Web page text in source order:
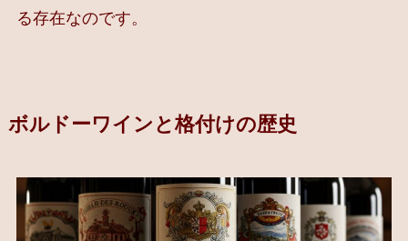
る存在なのです。
ボルドーワインと格付けの歴史